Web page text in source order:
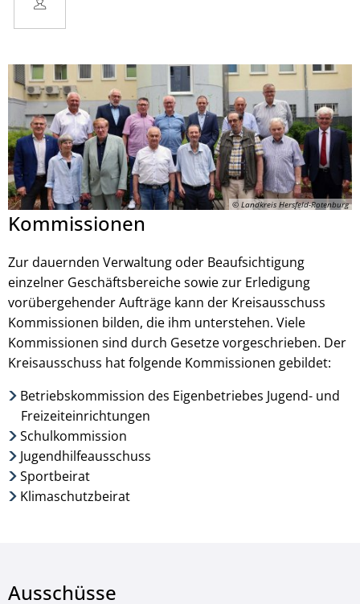
© Landkreis Hersfeld-Rotenburg
Kommissionen
Zur dauernden Verwaltung oder Beaufsichtigung
einzelner Geschäftsbereiche sowie zur Erledigung
vorübergehender Aufträge kann der Kreisausschuss
Kommissionen bilden, die ihm unterstehen. Viele
Kommissionen sind durch Gesetze vorgeschrieben. Der
Kreisausschuss hat folgende Kommissionen gebildet:
Betriebskommission des Eigenbetriebes Jugend- und
Freizeiteinrichtungen
Schulkommission
Jugendhilfeausschuss
Sportbeirat
Klimaschutzbeirat
Ausschüsse